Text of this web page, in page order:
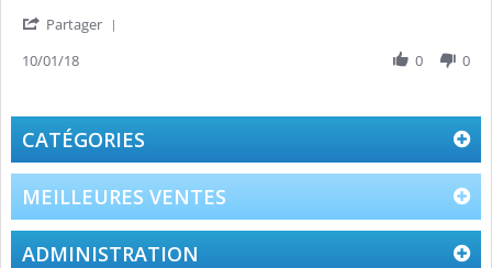
M.
10
ck
nylon
Partager
M.
on
10
Jan
2018
10/01/18 0 0
CATÉGORIES
MEILLEURES VENTES
ADMINISTRATION